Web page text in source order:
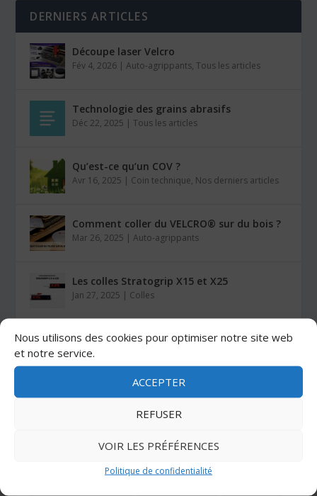
Nous utilisons des cookies pour optimiser notre site web
et notre service.
ACCEPTER
REFUSER
VOIR LES PRÉFÉRENCES
Politique de confidentialité
DERNIERS ARTICLES
Découpe laser Velcro
Fév 4, 2026 |Auto-agrippants,Tous les articles
Technologie des grains abrasifs
Déc 22, 2025 |Tous les articles
Qu’est-ce qu’un COV ?
Avr 16, 2025 | Coin technique, Nos derniers articles
Comment coller du VELCRO® sur du bois ?
Mar 26, 2025 |Auto-agrippants
Les colles Stratogrip X15 et X25
Jan 27, 2025 | Colles
CATÉGORIES
ADHÉSIFS AUTO-AGRIPPANTS